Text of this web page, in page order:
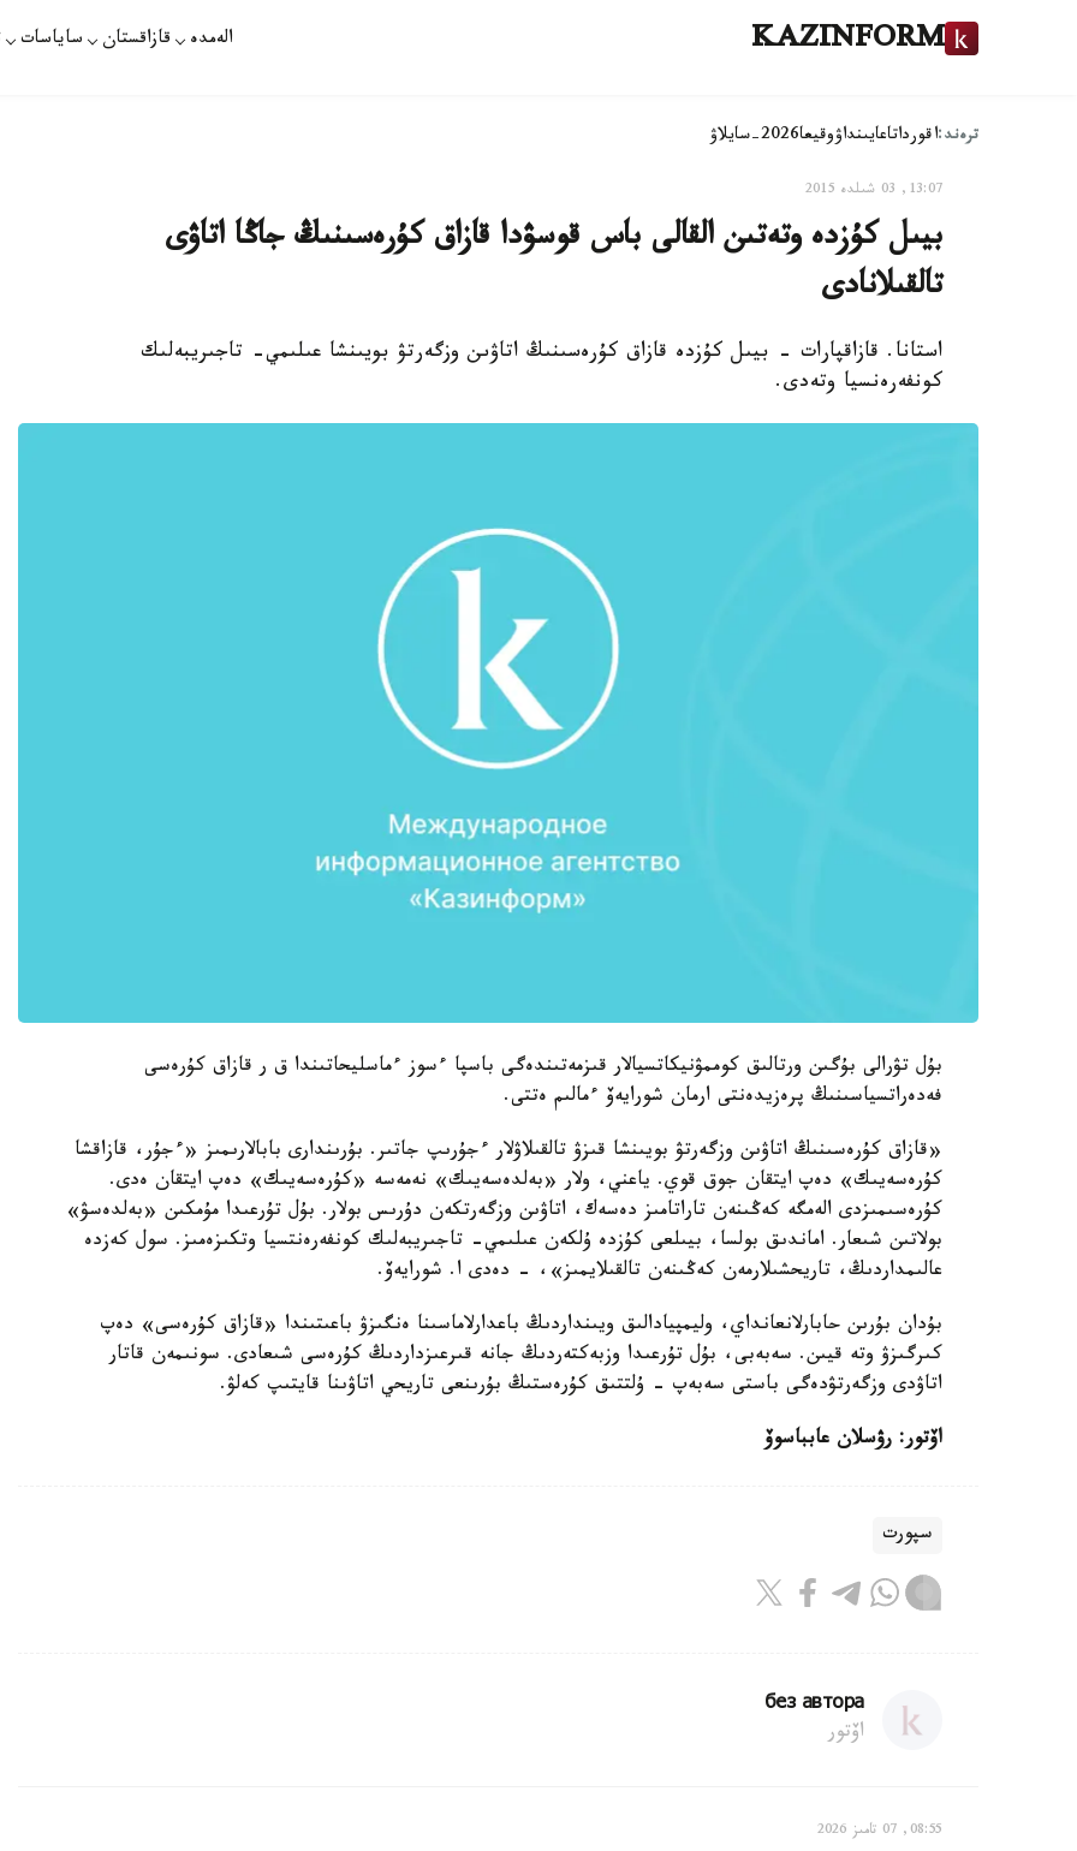
KAZINFORM الەمدە قازاقستان ساياسات
ترەند:اقورداتاعايىنداۋوقيعا2026-سايلاۋ
13:07, 03 شىلدە 2015
بيىل كۇزدە وتەتىن القالى باس قوسۋدا قازاق كۇرەسىنىڭ جاڭا اتاۋى
تالقىلانادى
استانا. قازاقپارات - بيىل كۇزدە قازاق كۇرەسىنىڭ اتاۋىن وزگەرتۋ بويىنشا عىلىمي- تاجىريبەلىك
كونفەرەنسيا وتەدى.
بۇل تۋرالى بۇگىن ورتالىق كوممۋنيكاتسيالار قىزمەتىندەگى باسپا ءسوز ءماسليحاتىندا ق ر قازاق كۇرەسى
فەدەراتسياسىنىڭ پرەزيدەنتى ارمان شورايەۆ ءمالىم ەتتى.
«قازاق كۇرەسىنىڭ اتاۋىن وزگەرتۋ بويىنشا قىزۋ تالقىلاۋلار ءجۇرىپ جاتىر. بۇرىندارى بابالارىمىز «ءجۇر، قازاقشا
كۇرەسەيىك» دەپ ايتقان جوق قوي. ياعني، ولار «بەلدەسەيىك» نەمەسە «كۇرەسەيىك» دەپ ايتقان ەدى.
كۇرەسىمىزدى الەمگە كەڭىنەن تاراتامىز دەسەك، اتاۋىن وزگەرتكەن دۇرىس بولار. بۇل تۇرعىدا مۇمكىن «بەلدەسۋ»
بولاتىن شىعار. اماندىق بولسا، بيىلعى كۇزدە ۇلكەن عىلىمي- تاجىريبەلىك كونفەرەنتسيا وتكىزەمىز. سول كەزدە
عالىمداردىڭ، تاريحشىلارمەن كەڭىنەن تالقىلايمىز»، - دەدى ا. شورايەۆ.
بۇدان بۇرىن حابارلانعانداي، وليمپيادالىق ويىنداردىڭ باعدارلاماسىنا ەنگىزۋ باعىتىندا «قازاق كۇرەسى» دەپ
كىرگىزۋ وتە قيىن. سەبەبى، بۇل تۇرعىدا وزبەكتەردىڭ جانە قىرعىزداردىڭ كۇرەسى شىعادى. سونىمەن قاتار
اتاۋدى وزگەرتۋدەگى باستى سەبەپ - ۇلتتىق كۇرەستىڭ بۇرىنعى تاريحي اتاۋىنا قايتىپ كەلۋ.
اۆتور: رۋسلان عابباسوۆ
سپورت
без автора
اۆتور
08:55, 07 تامىز 2026